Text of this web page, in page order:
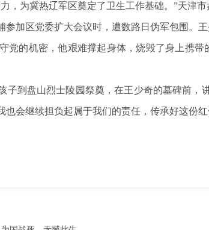
，为冀热辽军区奠定了卫生工作基础。”天津市
参加区党委扩大会议时，遭数路日伪军包围。
党的机密，他艰难撑起身体，烧毁了身上携
子到盘山烈士陵园祭奠，在王少奇的墓碑前，
会继续担负起属于我们的责任，传承好这份红